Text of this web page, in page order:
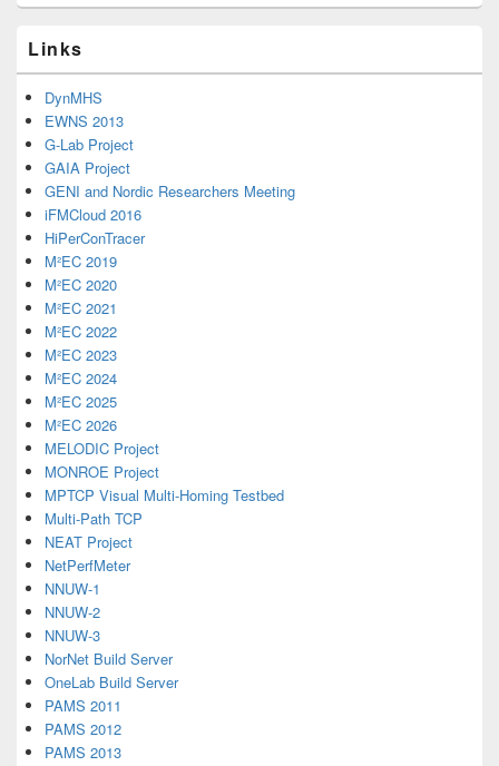
Links
DynMHS
EWNS 2013
G-Lab Project
GAIA Project
GENI and Nordic Researchers Meeting
iFMCloud 2016
HiPerConTracer
M²EC 2019
M²EC 2020
M²EC 2021
M²EC 2022
M²EC 2023
M²EC 2024
M²EC 2025
M²EC 2026
MELODIC Project
MONROE Project
MPTCP Visual Multi-Homing Testbed
Multi-Path TCP
NEAT Project
NetPerfMeter
NNUW-1
NNUW-2
NNUW-3
NorNet Build Server
OneLab Build Server
PAMS 2011
PAMS 2012
PAMS 2013